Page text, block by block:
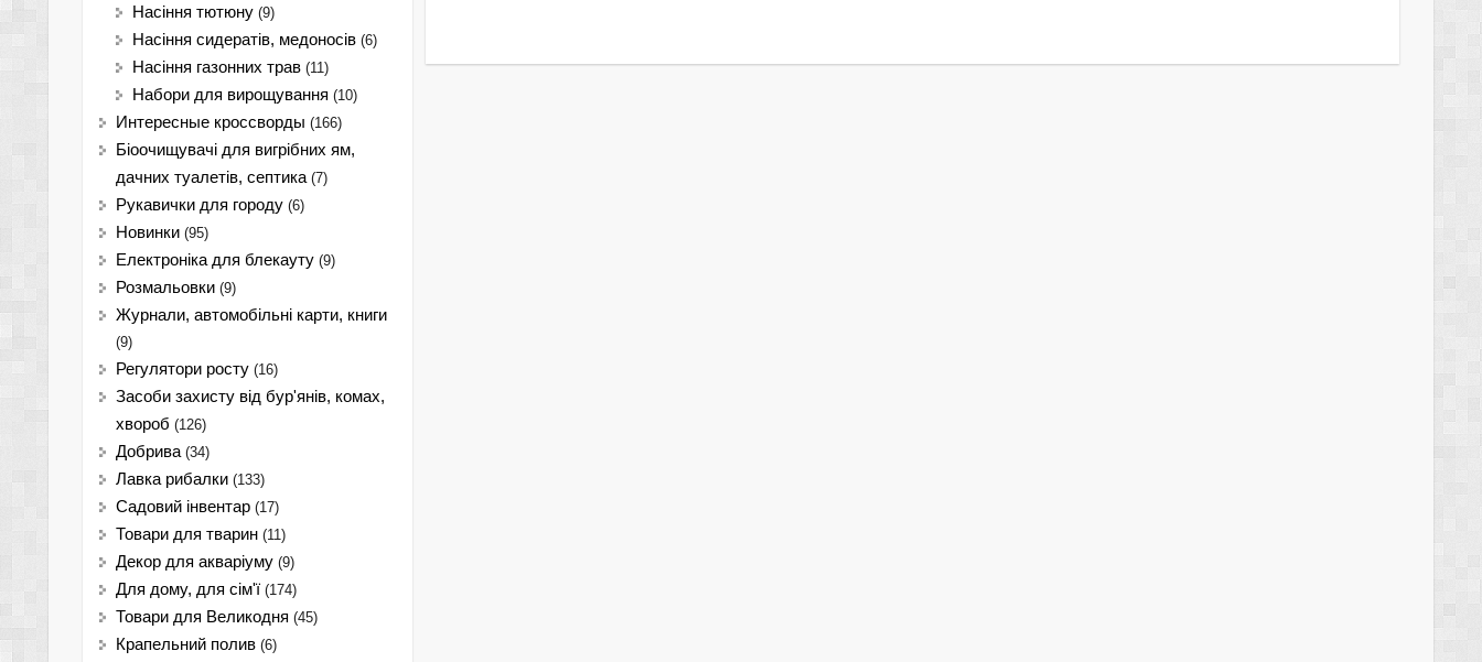
Насіння тютюну (9)
Насіння сидератів, медоносів (6)
Насіння газонних трав (11)
Набори для вирощування (10)
Интересные кроссворды (166)
Біоочищувачі для вигрібних ям,
дачних туалетів, септика (7)
Рукавички для городу (6)
Новинки (95)
Електроніка для блекауту (9)
Розмальовки (9)
Журнали, автомобільні карти, книги
(9)
Регулятори росту (16)
Засоби захисту від бур'янів, комах,
хвороб (126)
Добрива (34)
Лавка рибалки (133)
Садовий інвентар (17)
Товари для тварин (11)
Декор для акваріуму (9)
Для дому, для сім'ї (174)
Товари для Великодня (45)
Крапельний полив (6)